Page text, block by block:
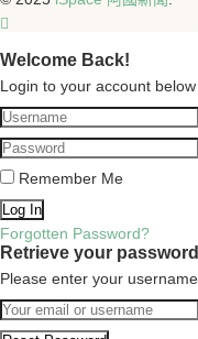
Welcome Back!
Login to your account below
Remember Me
Forgotten Password?
Retrieve your password
Please enter your